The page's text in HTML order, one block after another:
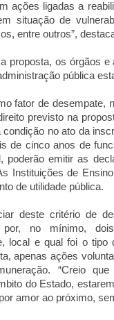
ações ligadas a
situação de
entre outros”,
proposta, os órgãos
pública
fator de desempate,
previsto na
no ato da
de cinco anos de
poderão emitir as
Instituições de
de utilidade pública.
deste critério de
por, no mínimo,
local e qual foi o
apenas ações
“Creio
do Estado,
amor ao próximo,